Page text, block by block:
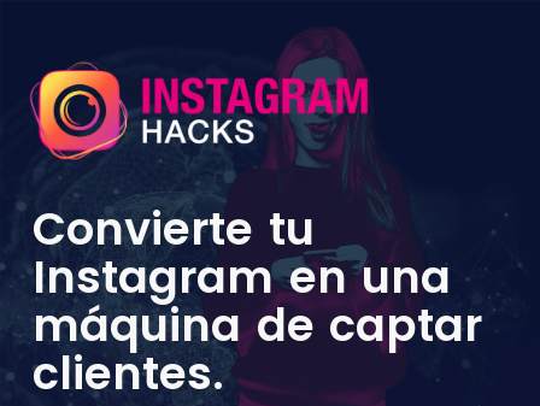
Convierte tu
Instagram en una
máquina de captar
clientes.